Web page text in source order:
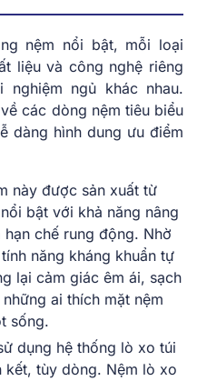
nệm nổi bật, mỗi loại
liệu và công nghệ riêng
nghiệm ngủ khác nhau.
các dòng nệm tiêu biểu
dàng hình dung ưu điểm
này được sản xuất từ
bật với khả năng nâng
chế rung động. Nhờ
năng kháng khuẩn tự
lại cảm giác êm ái, sạch
ai thích mặt nệm
sống.
dụng hệ thống lò xo túi
tùy dòng. Nệm lò xo